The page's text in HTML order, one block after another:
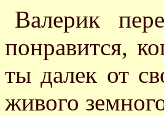
Валерик
понравится,
ты далек от
живого